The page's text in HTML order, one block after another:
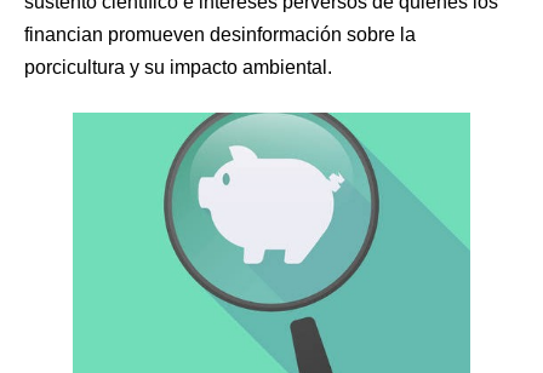
financian promueven desinformación sobre la
porcicultura y su impacto ambiental.